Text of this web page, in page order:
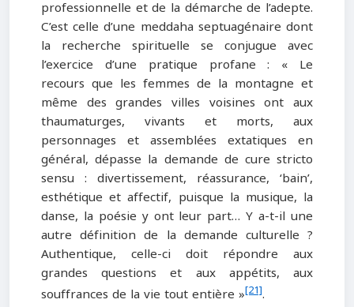
professionnelle et de la démarche de l’adepte.
C’est celle d’une meddaha septuagénaire dont
la recherche spirituelle se conjugue avec
l’exercice d’une pratique profane : « Le
recours que les femmes de la montagne et
même des grandes villes voisines ont aux
thaumaturges, vivants et morts, aux
personnages et assemblées extatiques en
général, dépasse la demande de cure stricto
sensu : divertissement, réassurance, ‘bain’,
esthétique et affectif, puisque la musique, la
danse, la poésie y ont leur part… Y a-t-il une
autre définition de la demande culturelle ?
Authentique, celle-ci doit répondre aux
grandes questions et aux appétits, aux
souffrances de la vie tout entière »[21].